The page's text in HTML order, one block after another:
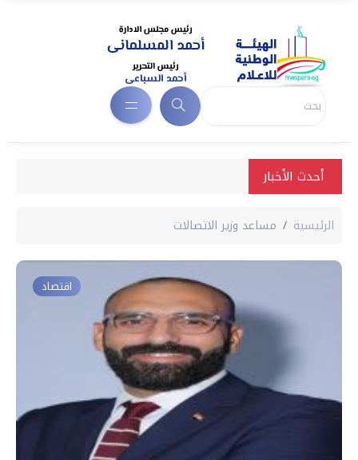
أحدث الأخبار
الرئيسية مساعد وزير الاتصالات
اقتصاد